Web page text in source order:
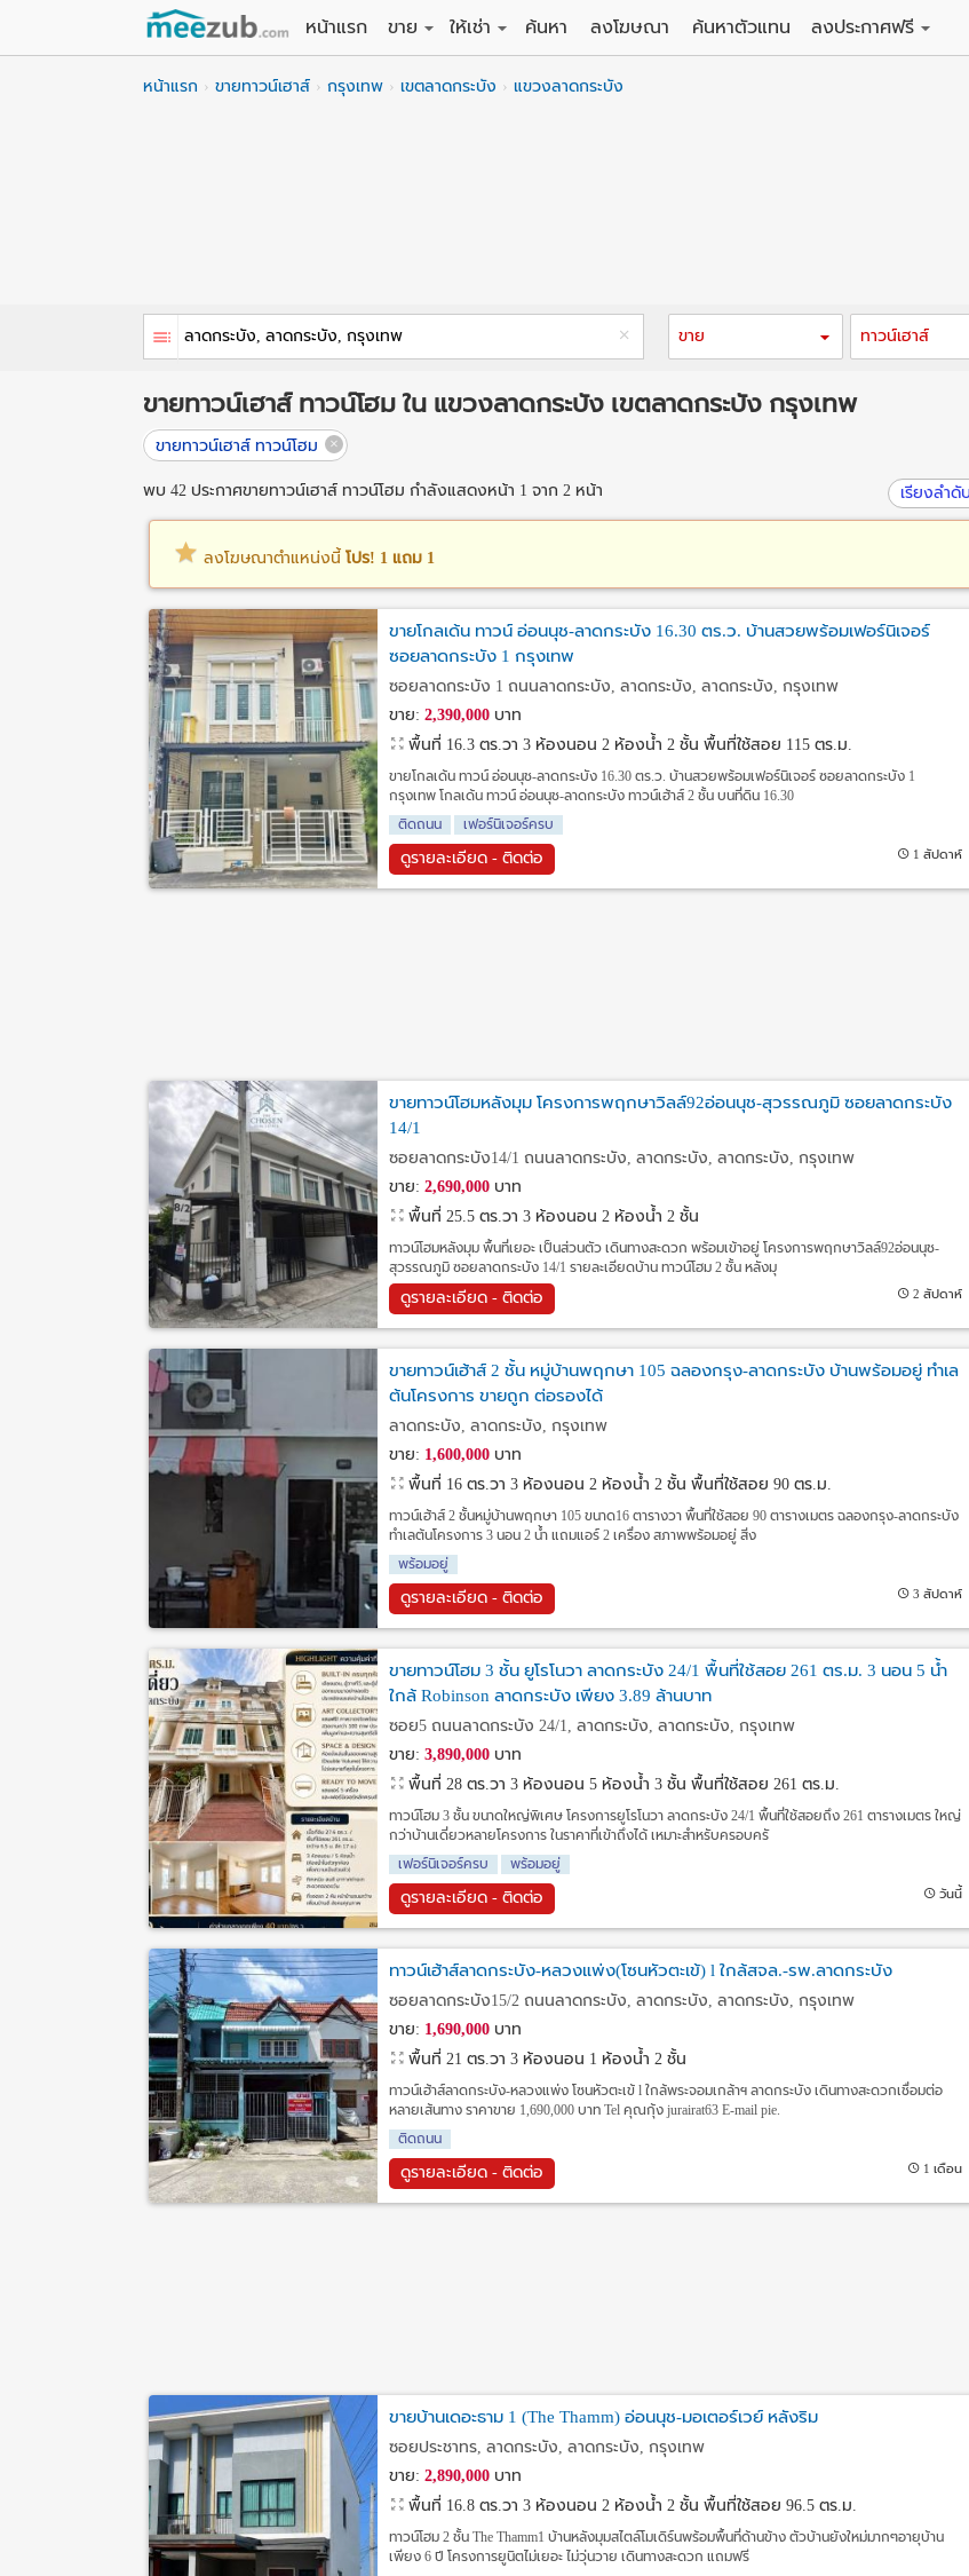
หน้าแรก
ขาย
ให้เช่า
ค้นหา ลงโฆษณา ค้นหาตัวแทน
ลงประกาศฟรี
หน้าแรก ขายทาวน์เฮาส์ กรุงเทพ เขตลาดกระบัง แขวงลาดกระบัง
ขาย ทาวน์เฮาส์
ขายทาวน์เฮาส์ ทาวน์โฮม ใน แขวงลาดกระบัง เขตลาดกระบัง กรุงเทพ
ขายทาวน์เฮาส์ ทาวน์โฮม
พบ 42 ประกาศขายทาวน์เฮาส์ ทาวน์โฮม กำลังแสดงหน้า 1 จาก 2 หน้า เรียงลำดับ
ลงโฆษณาตำแหน่งนี้ โปร! 1 แถม 1
ขายโกลเด้น ทาวน์ อ่อนนุช-ลาดกระบัง 16.30 ตร.ว. บ้านสวยพร้อมเฟอร์นิเจอร์
ซอยลาดกระบัง 1 กรุงเทพ
ซอยลาดกระบัง 1 ถนนลาดกระบัง, ลาดกระบัง, ลาดกระบัง, กรุงเทพ
ขาย: 2,390,000 บาท
พื้นที่ 16.3 ตร.วา 3 ห้องนอน 2 ห้องน้ำ 2 ชั้น พื้นที่ใช้สอย 115 ตร.ม.
ขายโกลเด้น ทาวน์ อ่อนนุช-ลาดกระบัง 16.30 ตร.ว. บ้านสวยพร้อมเฟอร์นิเจอร์ ซอยลาดกระบัง 1
กรุงเทพ โกลเด้น ทาวน์ อ่อนนุช-ลาดกระบัง ทาวน์เฮ้าส์ 2 ชั้น บนที่ดิน 16.30
ติดถนน
เฟอร์นิเจอร์ครบ
ดูรายละเอียด - ติดต่อ 1 สัปดาห์
ขายทาวน์โฮมหลังมุม โครงการพฤกษาวิลล์92อ่อนนุช-สุวรรณภูมิ ซอยลาดกระบัง
14/1
ซอยลาดกระบัง14/1 ถนนลาดกระบัง, ลาดกระบัง, ลาดกระบัง, กรุงเทพ
ขาย: 2,690,000 บาท
พื้นที่ 25.5 ตร.วา 3 ห้องนอน 2 ห้องน้ำ 2 ชั้น
ทาวน์โฮมหลังมุม พื้นที่เยอะ เป็นส่วนตัว เดินทางสะดวก พร้อมเข้าอยู่ โครงการพฤกษาวิลล์92อ่อนนุช-
สุวรรณภูมิ ซอยลาดกระบัง 14/1 รายละเอียดบ้าน ทาวน์โฮม 2 ชั้น หลังมุ
ดูรายละเอียด - ติดต่อ 2 สัปดาห์
ขายทาวน์เฮ้าส์ 2 ชั้น หมู่บ้านพฤกษา 105 ฉลองกรุง-ลาดกระบัง บ้านพร้อมอยู่ ทำเล
ต้นโครงการ ขายถูก ต่อรองได้
ลาดกระบัง, ลาดกระบัง, กรุงเทพ
ขาย: 1,600,000 บาท
พื้นที่ 16 ตร.วา 3 ห้องนอน 2 ห้องน้ำ 2 ชั้น พื้นที่ใช้สอย 90 ตร.ม.
ทาวน์เฮ้าส์ 2 ชั้นหมู่บ้านพฤกษา 105 ขนาด16 ตารางวา พื้นที่ใช้สอย 90 ตารางเมตร ฉลองกรุง-ลาดกระบัง
ทำเลต้นโครงการ 3 นอน 2 น้ำ แถมแอร์ 2 เครื่อง สภาพพร้อมอยู่ สิ่ง
พร้อมอยู่
ดูรายละเอียด - ติดต่อ 3 สัปดาห์
ขายทาวน์โฮม 3 ชั้น ยูโรโนวา ลาดกระบัง 24/1 พื้นที่ใช้สอย 261 ตร.ม. 3 นอน 5 น้ำ
ใกล้ Robinson ลาดกระบัง เพียง 3.89 ล้านบาท
ซอย5 ถนนลาดกระบัง 24/1, ลาดกระบัง, ลาดกระบัง, กรุงเทพ
ขาย: 3,890,000 บาท
พื้นที่ 28 ตร.วา 3 ห้องนอน 5 ห้องน้ำ 3 ชั้น พื้นที่ใช้สอย 261 ตร.ม.
ทาวน์โฮม 3 ชั้น ขนาดใหญ่พิเศษ โครงการยูโรโนวา ลาดกระบัง 24/1 พื้นที่ใช้สอยถึง 261 ตารางเมตร ใหญ่
กว่าบ้านเดี่ยวหลายโครงการ ในราคาที่เข้าถึงได้ เหมาะสำหรับครอบครั
เฟอร์นิเจอร์ครบ
พร้อมอยู่
ดูรายละเอียด - ติดต่อ วันนี้
ทาวน์เฮ้าส์ลาดกระบัง-หลวงแพ่ง(โซนหัวตะเข้) l ใกล้สจล.-รพ.ลาดกระบัง
ซอยลาดกระบัง15/2 ถนนลาดกระบัง, ลาดกระบัง, ลาดกระบัง, กรุงเทพ
ขาย: 1,690,000 บาท
พื้นที่ 21 ตร.วา 3 ห้องนอน 1 ห้องน้ำ 2 ชั้น
ทาวน์เฮ้าส์ลาดกระบัง-หลวงแพ่ง โซนหัวตะเข้ l ใกล้พระจอมเกล้าฯ ลาดกระบัง เดินทางสะดวกเชื่อมต่อ
หลายเส้นทาง ราคาขาย 1,690,000 บาท Tel คุณกุ้ง jurairat63 E-mail pie.
ติดถนน
ดูรายละเอียด - ติดต่อ 1 เดือน
ขายบ้านเดอะธาม 1 (The Thamm) อ่อนนุช-มอเตอร์เวย์ หลังริม
ซอยประชาทร, ลาดกระบัง, ลาดกระบัง, กรุงเทพ
ขาย: 2,890,000 บาท
พื้นที่ 16.8 ตร.วา 3 ห้องนอน 2 ห้องน้ำ 2 ชั้น พื้นที่ใช้สอย 96.5 ตร.ม.
ทาวน์โฮม 2 ชั้น The Thamm1 บ้านหลังมุมสไตล์โมเดิร์นพร้อมพื้นที่ด้านข้าง ตัวบ้านยังใหม่มากๆอายุบ้าน
เพียง 6 ปี โครงการยูนิตไม่เยอะ ไม่วุ่นวาย เดินทางสะดวก แถมฟรี